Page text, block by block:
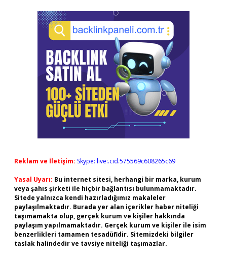
Reklam ve İletişim: Skype: live:.cid.575569c608265c69
Yasal Uyarı: Bu internet sitesi, herhangi bir marka, kurum
veya şahıs şirketi ile hiçbir bağlantısı bulunmamaktadır.
Sitede yalnızca kendi hazırladığımız makaleler
paylaşılmaktadır. Burada yer alan içerikler haber niteliği
taşımamakta olup, gerçek kurum ve kişiler hakkında
paylaşım yapılmamaktadır. Gerçek kurum ve kişiler ile isim
benzerlikleri tamamen tesadüfidir. Sitemizdeki bilgiler
taslak halindedir ve tavsiye niteliği taşımazlar.